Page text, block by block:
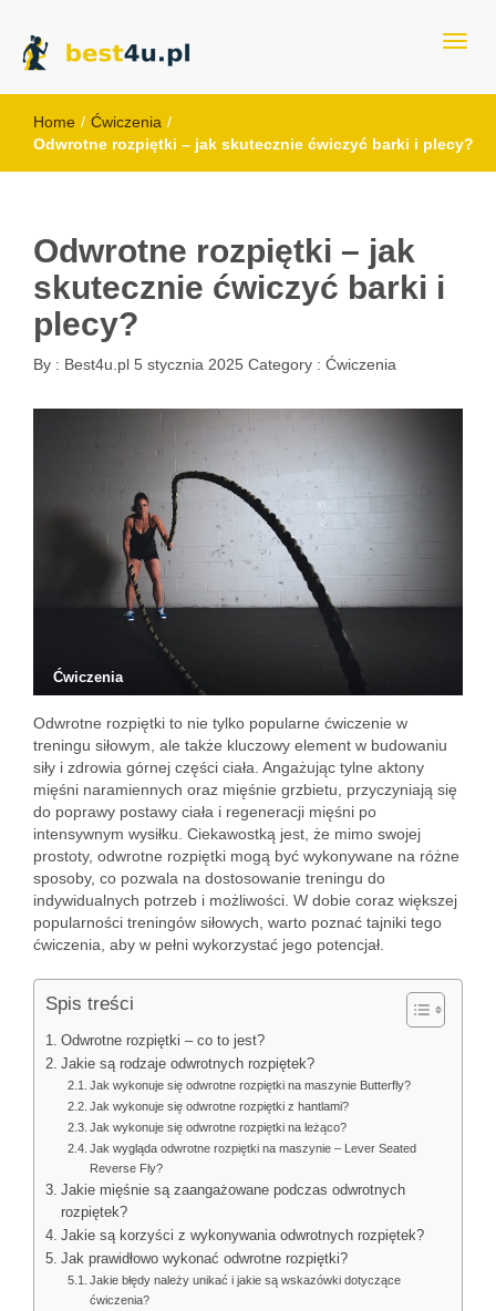
best4u.pl
Home / Ćwiczenia /
Odwrotne rozpiętki – jak skutecznie ćwiczyć barki i plecy?
Odwrotne rozpiętki – jak
skutecznie ćwiczyć barki i
plecy?
By : Best4u.pl 5 stycznia 2025 Category : Ćwiczenia
Ćwiczenia
Odwrotne rozpiętki to nie tylko popularne ćwiczenie w
treningu siłowym, ale także kluczowy element w budowaniu
siły i zdrowia górnej części ciała. Angażując tylne aktony
mięśni naramiennych oraz mięśnie grzbietu, przyczyniają się
do poprawy postawy ciała i regeneracji mięśni po
intensywnym wysiłku. Ciekawostką jest, że mimo swojej
prostoty, odwrotne rozpiętki mogą być wykonywane na różne
sposoby, co pozwala na dostosowanie treningu do
indywidualnych potrzeb i możliwości. W dobie coraz większej
popularności treningów siłowych, warto poznać tajniki tego
ćwiczenia, aby w pełni wykorzystać jego potencjał.
Spis treści
Odwrotne rozpiętki – co to jest?
Jakie są rodzaje odwrotnych rozpiętek?
Jak wykonuje się odwrotne rozpiętki na maszynie Butterfly?
Jak wykonuje się odwrotne rozpiętki z hantlami?
Jak wykonuje się odwrotne rozpiętki na leżąco?
Jak wygląda odwrotne rozpiętki na maszynie – Lever Seated
Reverse Fly?
Jakie mięśnie są zaangażowane podczas odwrotnych
rozpiętek?
Jakie są korzyści z wykonywania odwrotnych rozpiętek?
Jak prawidłowo wykonać odwrotne rozpiętki?
Jakie błędy należy unikać i jakie są wskazówki dotyczące
ćwiczenia?